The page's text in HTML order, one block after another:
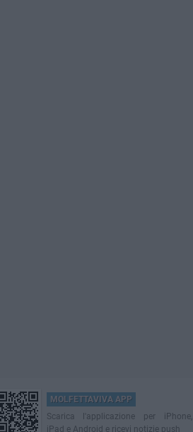
MOLFETTAVIVA APP
Scarica l'applicazione per iPhone,
iPad e Android e ricevi notizie push